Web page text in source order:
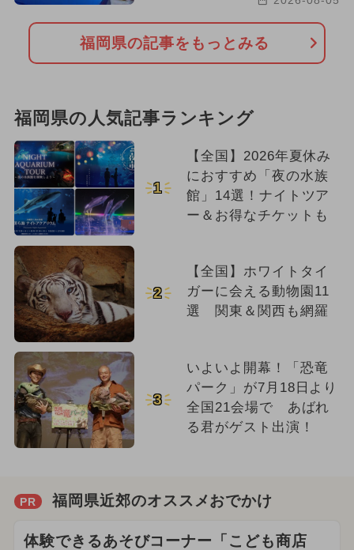
福岡県の記事をもっとみる
福岡県の人気記事ランキング
1
【全国】2026年夏休み
におすすめ「夜の水族
館」14選！ナイトツア
ー＆お得なチケットも
2
【全国】ホワイトタイ
ガーに会える動物園11
選 関東＆関西も網羅
3
いよいよ開幕！「恐竜
パーク」が7月18日より
全国21会場で あばれ
る君がゲスト出演！
PR 福岡県近郊のオススメおでかけ
体験できるあそびコーナー「こども商店